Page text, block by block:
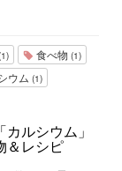
食べ物 (1)
ウム (1)
ルシウム」
＆レシピ